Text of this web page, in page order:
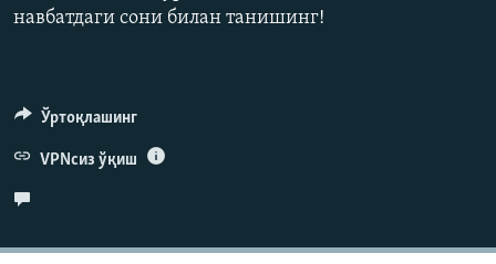
навбатдаги сони билан танишинг!
Ўртоқлашинг
VPNсиз ўқиш